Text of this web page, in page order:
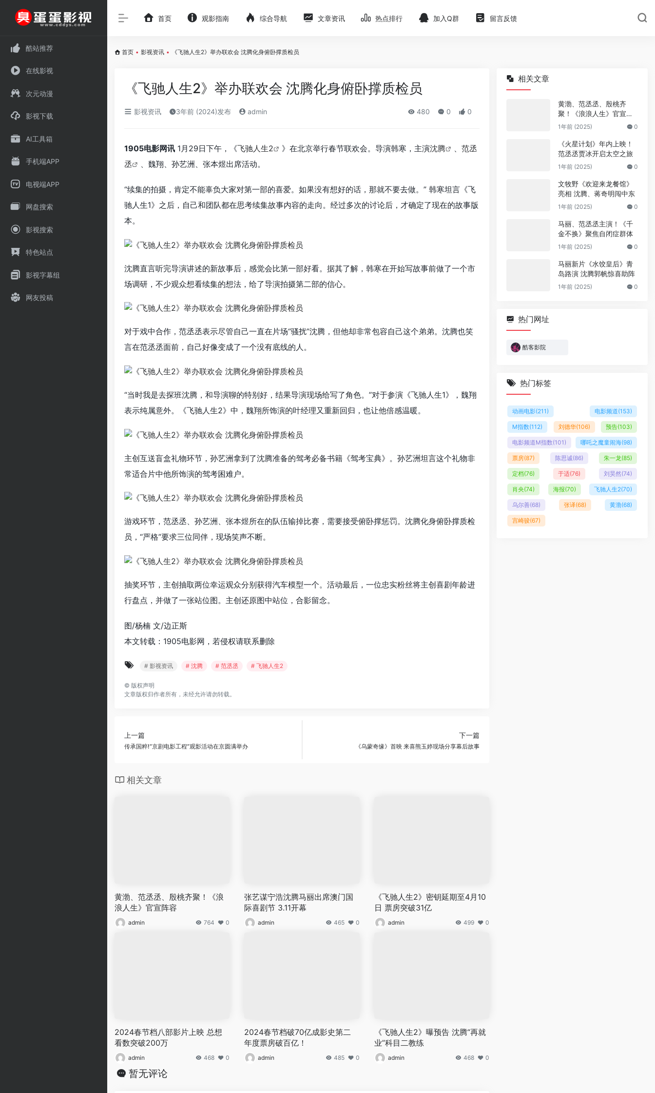
酷站推荐
在线影视
次元动漫
影视下载
AI工具箱
手机端APP
电视端APP
网盘搜索
影视搜索
特色站点
影视字幕组
网友投稿
首页 观影指南 综合导航 文章资讯 热点排行 加入Q群 留言反馈
首页 • 影视资讯 • 《飞驰人生2》举办联欢会 沈腾化身俯卧撑质检员
《飞驰人生2》举办联欢会 沈腾化身俯卧撑质检员
影视资讯 3年前 (2024)发布 admin 480 0 0
1905电影网讯 1月29日下午，《飞驰人生2 》在北京举行春节联欢会。导演韩寒，主演沈腾 、 范丞
丞
、魏翔、孙艺洲、张本煜出席活动。
“续集的拍摄，肯定不能辜负大家对第一部的喜爱。如果没有想好的话，那就不要去做。” 韩寒坦言《飞
驰人生1》之后，自己和团队都在思考续集故事内容的走向。经过多次的讨论后，才确定了现在的故事版
本。
沈腾直言听完导演讲述的新故事后，感觉会比第一部好看。据其了解，韩寒在开始写故事前做了一个市
场调研，不少观众想看续集的想法，给了导演拍摄第二部的信心。
对于戏中合作，范丞丞表示尽管自己一直在片场“骚扰”沈腾，但他却非常包容自己这个弟弟。沈腾也笑
言在范丞丞面前，自己好像变成了一个没有底线的人。
“当时我是去探班沈腾，和导演聊的特别好，结果导演现场给写了角色。”对于参演《飞驰人生1》，魏翔
表示纯属意外。《飞驰人生2》中，魏翔所饰演的叶经理又重新回归，也让他倍感温暖。
主创互送盲盒礼物环节，孙艺洲拿到了沈腾准备的驾考必备书籍《驾考宝典》。孙艺洲坦言这个礼物非
常适合片中他所饰演的驾考困难户。
游戏环节，范丞丞、孙艺洲、张本煜所在的队伍输掉比赛，需要接受俯卧撑惩罚。沈腾化身俯卧撑质检
员，“严格”要求三位同伴，现场笑声不断。
抽奖环节，主创抽取两位幸运观众分别获得汽车模型一个。活动最后，一位忠实粉丝将主创喜剧年龄进
行盘点，并做了一张站位图。主创还原图中站位，合影留念。
图/杨楠 文/边正斯
本文转载：1905电影网，若侵权请联系删除
# 影视资讯 # 沈腾 # 范丞丞 # 飞驰人生2
© 版权声明
文章版权归作者所有，未经允许请勿转载。
上一篇
传承国粹!“京剧电影工程”观影活动在京圆满举办
下一篇
《乌蒙奇缘》首映 来喜熊玉婷现场分享幕后故事
相关文章
黄渤、范丞丞、殷桃齐聚！《浪
浪人生》官宣阵容
admin 764 0
张艺谋宁浩沈腾马丽出席澳门国
际喜剧节 3.11开幕
admin 465 0
《飞驰人生2》密钥延期至4月10
日 票房突破31亿
admin 499 0
2024春节档八部影片上映 总想
看数突破200万
admin 468 0
2024春节档破70亿成影史第二
年度票房破百亿！
admin 485 0
《飞驰人生2》曝预告 沈腾“再就
业”科目二教练
admin 468 0
暂无评论
相关文章
黄渤、范丞丞、殷桃齐
聚！《浪浪人生》官宣阵
容
1年前 (2025) 0
《火星计划》年内上映！
范丞丞贾冰开启太空之旅
1年前 (2025) 0
文牧野《欢迎来龙餐馆》
亮相 沈腾、蒋奇明闯中东
1年前 (2025) 0
马丽、范丞丞主演！《千
金不换》聚焦自闭症群体
1年前 (2025) 0
马丽新片《水饺皇后》青
岛路演 沈腾郭帆惊喜助阵
1年前 (2025) 0
热门网址
酷客影院
热门标签
动画电影(211) 电影频道(153)
M指数(112) 刘德华(106) 预告(103)
电影频道M指数(101) 哪吒之魔童闹海(98)
票房(87) 陈思诚(86) 朱一龙(85)
定档(76) 于适(76) 刘昊然(74)
肖央(74) 海报(70) 飞驰人生2(70)
乌尔善(68) 张译(68) 黄渤(68)
宫崎骏(67)